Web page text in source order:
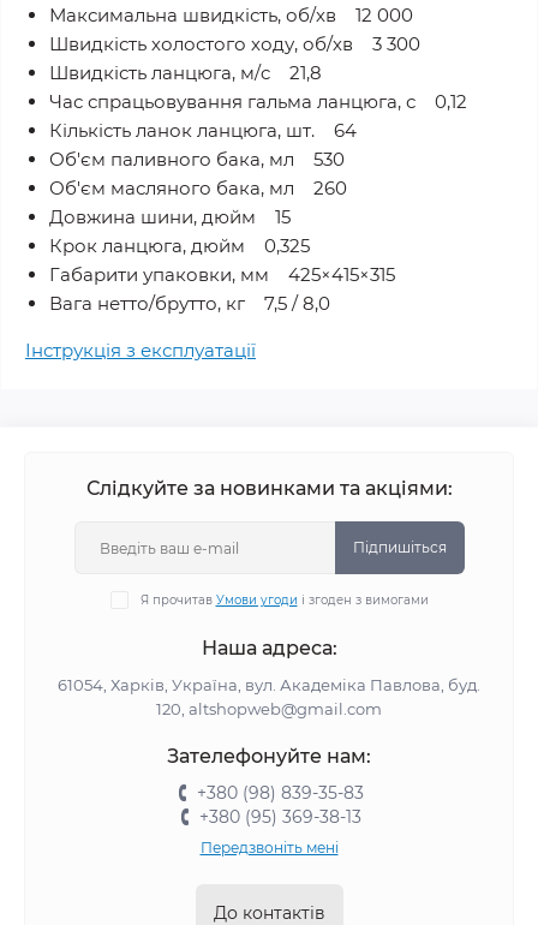
Максимальна швидкість, об/хв 12 000
Швидкість холостого ходу, об/хв 3 300
Швидкість ланцюга, м/c 21,8
Час спрацьовування гальма ланцюга, с 0,12
Кількість ланок ланцюга, шт. 64
Об'єм паливного бака, мл 530
Об'єм масляного бака, мл 260
Довжина шини, дюйм 15
Крок ланцюга, дюйм 0,325
Габарити упаковки, мм 425×415×315
Вага нетто/брутто, кг 7,5 / 8,0
Інструкція з експлуатації
Слідкуйте за новинками та акціями:
Підпишіться
Я прочитав Умови угоди і згоден з вимогами
Наша адреса:
61054, Харків, Україна, вул. Академіка Павлова, буд.
120, altshopweb@gmail.com
Зателефонуйте нам:
+380 (98) 839-35-83
+380 (95) 369-38-13
Передзвоніть мені
До контактів